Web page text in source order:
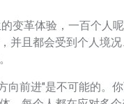
革体验，一百个人
并且都会受到个人境
前进"是不可能的。